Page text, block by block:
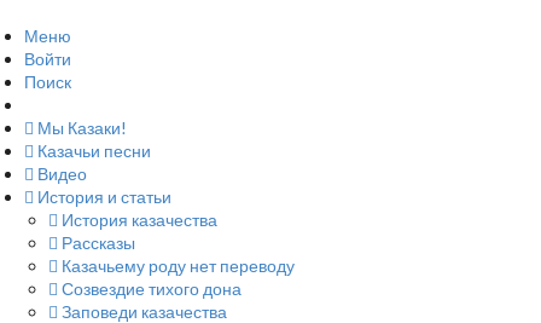
Меню
Войти
Поиск
Мы Казаки!
Казачьи песни
Видео
История и статьи
История казачества
Рассказы
Казачьему роду нет переводу
Созвездие тихого дона
Заповеди казачества